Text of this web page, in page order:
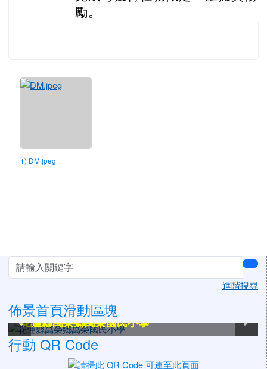
勵。
1) DM.jpeg
左邊區域內容
進階搜尋
佈景首頁滑動區塊
花蓮縣萬榮鄉萬榮國民小學
花蓮縣萬榮鄉萬榮國民小學
花蓮縣萬榮鄉萬榮國民小學
花蓮縣萬榮鄉萬榮國民小學
花蓮縣萬榮鄉萬榮國民小學
花蓮縣萬榮鄉萬榮國民小學
行動 QR Code